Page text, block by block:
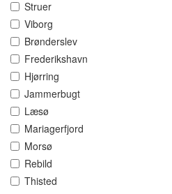
Struer
Viborg
Brønderslev
Frederikshavn
Hjørring
Jammerbugt
Læsø
Mariagerfjord
Morsø
Rebild
Thisted